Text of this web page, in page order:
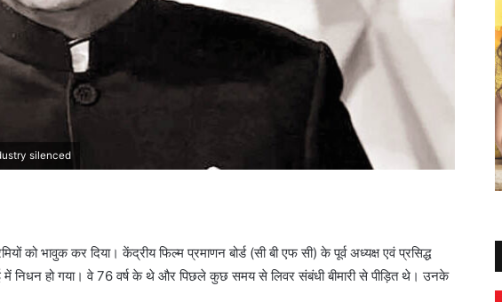
silenced
को भावुक कर दिया। केंद्रीय फिल्म प्रमाणन बोर्ड (सी बी एफ सी) के पूर्व अध्यक्ष एवं प्रसिद्ध
में निधन हो गया। वे 76 वर्ष के थे और पिछले कुछ समय से लिवर संबंधी बीमारी से पीड़ित थे। उनके